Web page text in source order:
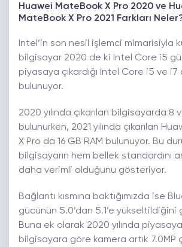
Huawei MateBook X Pro 2020 ve
MateBook X Pro 2021 Farkları
Intel’in son nesil işlemci mimarisiyla
bilgisayar 2020 de ki Intel Core i5
piyasaya çıkardığı Intel Core i5 ve
bulunuyor.
2020 yılında çıkarılan bilgisayarda 8
bulunurken, 2021 yılında çıkarılan
X Pro da 16 GB RAM bulunuyor. Bu
bilgisayarın hem bellek standardını
daha verimli olduğunu gösteriyor.
Bağlantı kısmına baktığımızda ise
gücünün 5.0’dan 5.1’e yükseltildiğini
Buna ek olarak 2020 yılında piyasaya
bilgisayara göre kamera artık 7.0MP